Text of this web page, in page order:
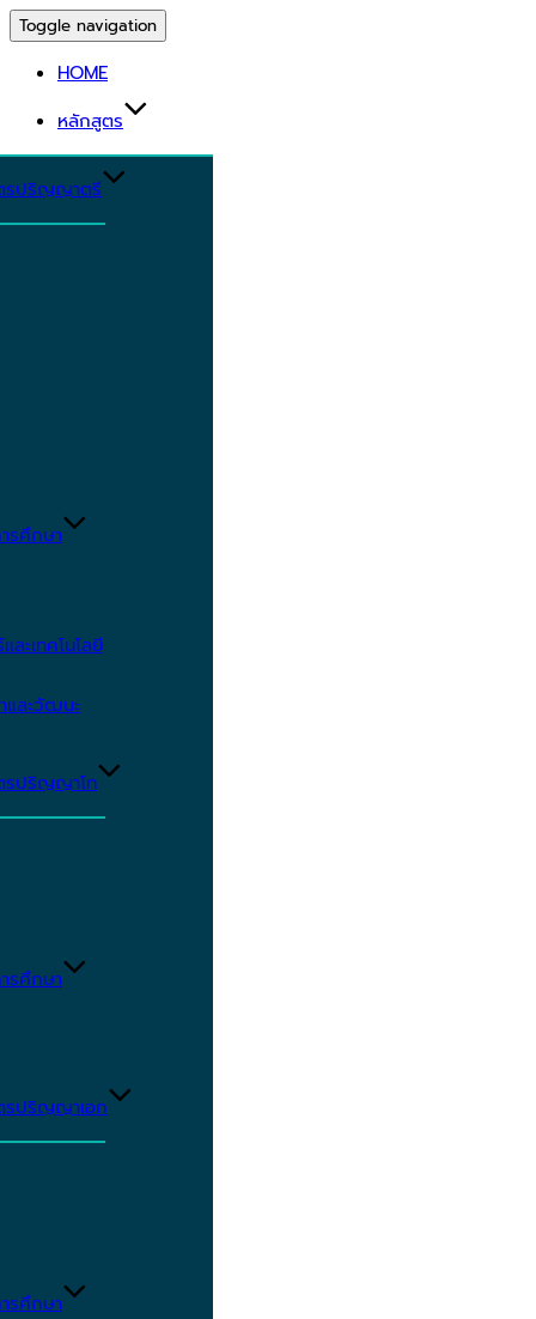
Toggle navigation
HOME
หลักสูตร
รปริญญาตรี
รศึกษา
ะเทคโนโลยี
และวัฒนะ
รปริญญาโท
รศึกษา
รปริญญาเอก
รศึกษา